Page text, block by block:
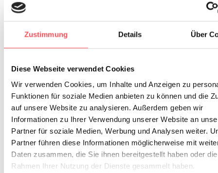
Zustimmung Details Über
Diese Webseite verwendet Cookies
Wir verwenden Cookies, um Inhalte und Anzeigen zu
Funktionen für soziale Medien anbieten zu können und die
auf unsere Website zu analysieren. Außerdem geben wir
Informationen zu Ihrer Verwendung unserer Website an
Partner für soziale Medien, Werbung und Analysen weiter.
Partner führen diese Informationen möglicherweise mit
Daten zusammen, die Sie ihnen bereitgestellt haben oder
Rahmen Ihrer Nutzung der Dienste gesammelt haben.
Ihr Profil
Abgeschlossenes technisches Studium, z. B. Maschinenbau,
Elektrotechnik, Wirtschaftsingenieurwesen oder vergleichbar,
alternativ eine fundierte technische Ausbildung mit
Unternehmen mit starkem Fokus zu KPI-gestützten Prozessen
aus ähnlichen Rollen: Werkleiter / Plant Manager,
stellvertretender Werkleiter mit breiter Verantwortung,
operations Director / Head of Operations, Produktionsleiter
mit Verantwortung für Logistik, Qualität oder
Arbeitsvorbereitung, Standortleiter / Business Unit Leiter
einer produzierenden Einheit
Hohe Führungsstärke und Umsetzungsorientierung
Souveräner Umgang mit unternehmensinternen Schnittstellen
Sehr gute Deutsch- und/oder Englischkenntnisse (C1-Niveau)
Bereitschaft, dauerhaft Verantwortung am Standort Bosnien
zu übernehmen